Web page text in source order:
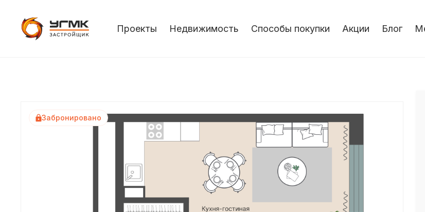
Проекты Недвижимость Способы покупки Акции Блог
Забронировано